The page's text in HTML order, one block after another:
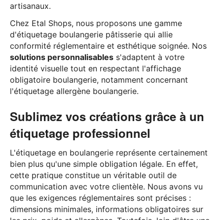
artisanaux.
Chez Etal Shops, nous proposons une gamme
d'étiquetage boulangerie pâtisserie qui allie
conformité réglementaire et esthétique soignée. Nos
solutions personnalisables s'adaptent à votre
identité visuelle tout en respectant l'affichage
obligatoire boulangerie, notamment concernant
l'étiquetage allergène boulangerie.
Sublimez vos créations grâce à un
étiquetage professionnel
L'étiquetage en boulangerie représente certainement
bien plus qu'une simple obligation légale. En effet,
cette pratique constitue un véritable outil de
communication avec votre clientèle. Nous avons vu
que les exigences réglementaires sont précises :
dimensions minimales, informations obligatoires sur